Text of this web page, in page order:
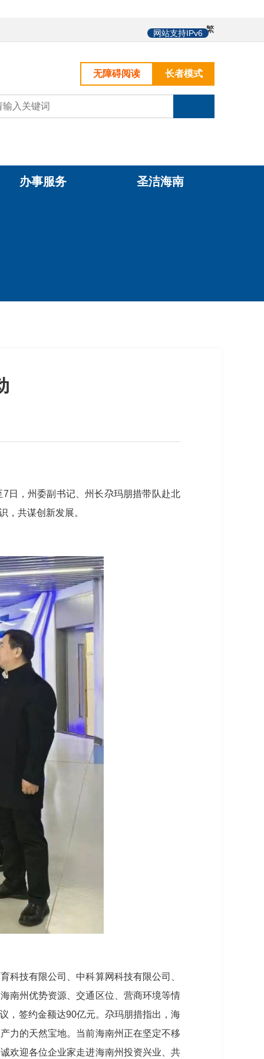
中
繁
网站支持IPv6
长者模式
无障碍阅读
办事服务 圣洁海南
日，州委副书记、州长尕玛朋措带队赴北
，共谋创新发展。
科技有限公司、中科算网科技有限公司、
南州优势资源、交通区位、营商环境等情
，签约金额达90亿元。尕玛朋措指出，海
力的天然宝地。当前海南州正在坚定不移
欢迎各位企业家走进海南州投资兴业、共